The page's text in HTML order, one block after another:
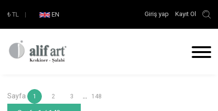
₺ TL | EN Giriş yap Kayıt Ol
Sayfa 1 2 3 148